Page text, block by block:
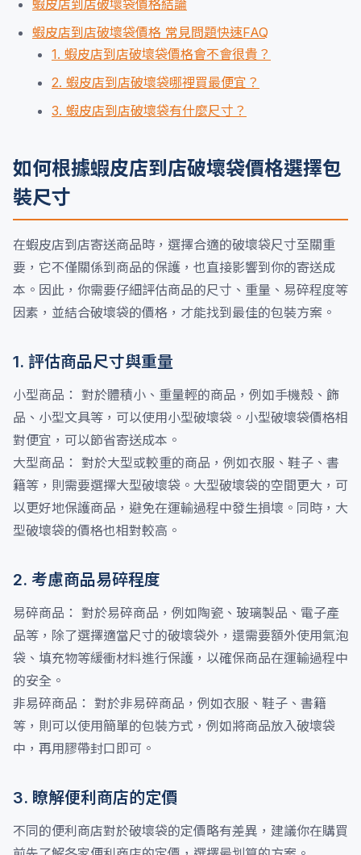
蝦皮店到店破壞袋價格結論
蝦皮店到店破壞袋價格 常見問題快速FAQ
1. 蝦皮店到店破壞袋價格會不會很貴？
2. 蝦皮店到店破壞袋哪裡買最便宜？
3. 蝦皮店到店破壞袋有什麼尺寸？
如何根據蝦皮店到店破壞袋價格選擇包
裝尺寸
在蝦皮店到店寄送商品時，選擇合適的破壞袋尺寸至關重
要，它不僅關係到商品的保護，也直接影響到你的寄送成
本。因此，你需要仔細評估商品的尺寸、重量、易碎程度等
因素，並結合破壞袋的價格，才能找到最佳的包裝方案。
1. 評估商品尺寸與重量
小型商品： 對於體積小、重量輕的商品，例如手機殼、飾
品、小型文具等，可以使用小型破壞袋。小型破壞袋價格相
對便宜，可以節省寄送成本。
大型商品： 對於大型或較重的商品，例如衣服、鞋子、書
籍等，則需要選擇大型破壞袋。大型破壞袋的空間更大，可
以更好地保護商品，避免在運輸過程中發生損壞。同時，大
型破壞袋的價格也相對較高。
2. 考慮商品易碎程度
易碎商品： 對於易碎商品，例如陶瓷、玻璃製品、電子產
品等，除了選擇適當尺寸的破壞袋外，還需要額外使用氣泡
袋、填充物等緩衝材料進行保護，以確保商品在運輸過程中
的安全。
非易碎商品： 對於非易碎商品，例如衣服、鞋子、書籍
等，則可以使用簡單的包裝方式，例如將商品放入破壞袋
中，再用膠帶封口即可。
3. 瞭解便利商店的定價
不同的便利商店對於破壞袋的定價略有差異，建議你在購買